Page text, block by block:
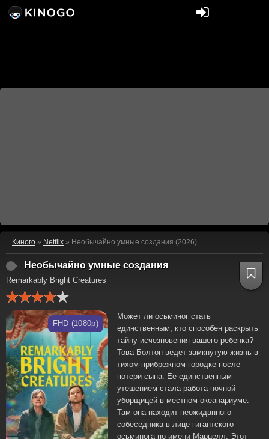
Киного » Netflix » Необычайно умные создания (2026)
Необычайно умные создания
Remarkably Bright Creatures
FHD (1080p)
Может ли осьминог стать
единственным, кто способен раскрыть
тайну исчезновения вашего ребенка?
Това Болтон ведет замкнутую жизнь в
тихом прибрежном городке после
потери сына. Ее единственным
утешением стала работа ночной
уборщицей в местном океанариуме.
Там она находит неожиданного
собеседника в лице гигантского
осьминога по имени Марцелл. Этот